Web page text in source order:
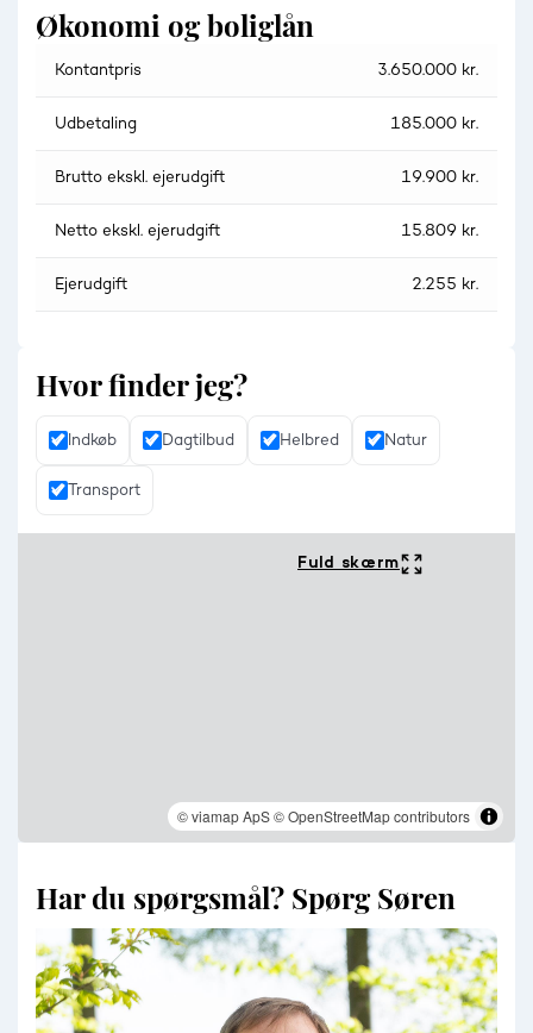
Økonomi og boliglån
Kontantpris 3.650.000 kr.
Udbetaling 185.000 kr.
Brutto ekskl. ejerudgift 19.900 kr.
Netto ekskl. ejerudgift 15.809 kr.
Ejerudgift 2.255 kr.
Hvor finder jeg?
Indkøb Dagtilbud Helbred Natur
Transport
Fuld skærm
© viamap ApS© OpenStreetMap contributors
Har du spørgsmål? Spørg Søren